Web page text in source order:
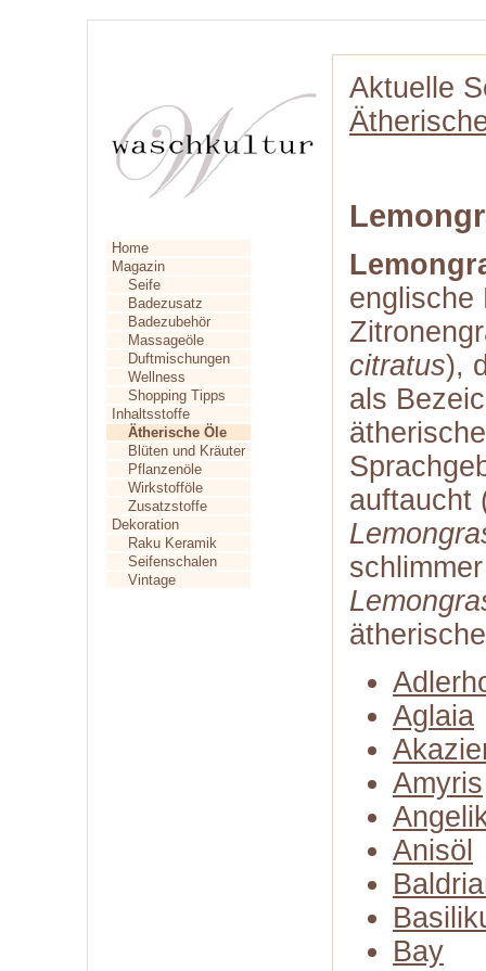
Home
Magazin
Seife
Badezusatz
Badezubehör
Massageöle
Duftmischungen
Wellness
Shopping Tipps
Inhaltsstoffe
Ätherische Öle
Blüten und Kräuter
Pflanzenöle
Wirkstofföle
Zusatzstoffe
Dekoration
Raku Keramik
Seifenschalen
Vintage
Aktuelle
englische
citratus),
als
auftaucht
Aglaia
Amyris
Anisöl
Bay